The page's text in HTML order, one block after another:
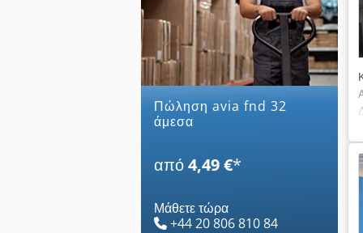
Πώληση avia fnd 32
άμεσα
από4,49 €*
Μάθετε τώρα
+44 20 806 810 84